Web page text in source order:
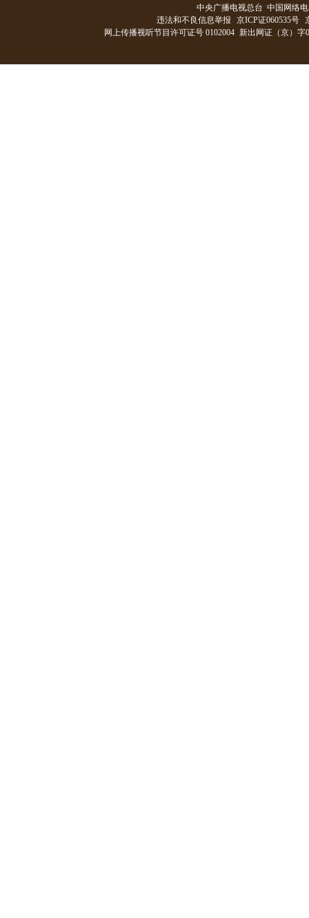
中央广播电视总台 中国网络
违法和不良信息举报
京ICP证060535号
网上传播视听节目许可证号 0102004 新出网证（京）